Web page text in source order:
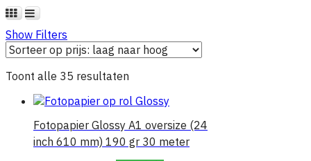
Show Filters
Toont alle 35 resultaten
prijs:
naar
hoog
Fotopapier Glossy A1 oversize (24
inch 610 mm) 190 gr 30 meter